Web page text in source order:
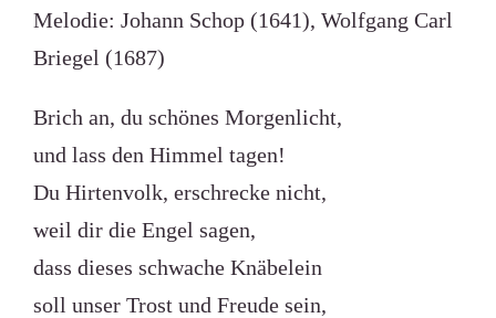
Melodie: Johann Schop (1641), Wolfgang Carl
Briegel (1687)
Brich an, du schönes Morgenlicht,
und lass den Himmel tagen!
Du Hirtenvolk, erschrecke nicht,
weil dir die Engel sagen,
dass dieses schwache Knäbelein
soll unser Trost und Freude sein,